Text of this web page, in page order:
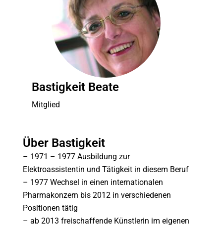
Bastigkeit Beate
Mitglied
Über Bastigkeit
– 1971 – 1977 Ausbildung zur
Elektroassistentin und Tätigkeit in diesem Beruf
– 1977 Wechsel in einen internationalen
Pharmakonzern bis 2012 in verschiedenen
Positionen tätig
– ab 2013 freischaffende Künstlerin im eigenen